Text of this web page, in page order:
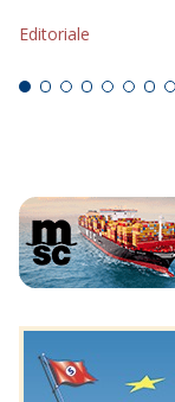
Editoriale